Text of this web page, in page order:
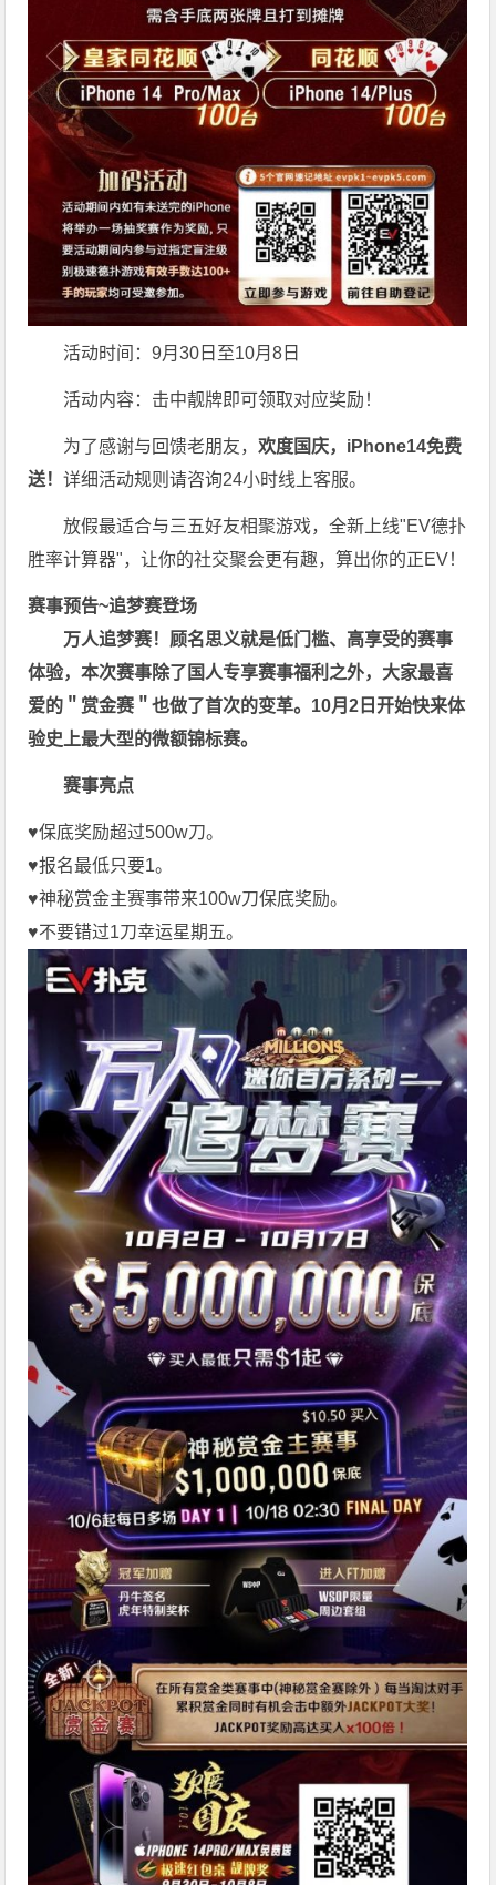
活动时间：9月30日至10月8日
活动内容：击中靓牌即可领取对应奖励！
为了感谢与回馈老朋友，欢度国庆，iPhone14免费
送！详细活动规则请咨询24小时线上客服。
放假最适合与三五好友相聚游戏，全新上线"EV德扑
胜率计算器"，让你的社交聚会更有趣，算出你的正EV！
赛事预告~追梦赛登场
万人追梦赛！顾名思义就是低门槛、高享受的赛事
体验，本次赛事除了国人专享赛事福利之外，大家最喜
爱的＂赏金赛＂也做了首次的变革。10月2日开始快来体
验史上最大型的微额锦标赛。
赛事亮点
♥️保底奖励超过500w刀。
♥️报名最低只要1。
♥️神秘赏金主赛事带来100w刀保底奖励。
♥️不要错过1刀幸运星期五。